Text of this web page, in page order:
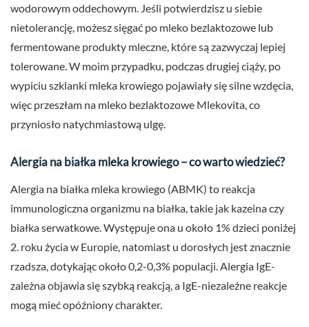
wodorowym oddechowym. Jeśli potwierdzisz u siebie
nietolerancję, możesz sięgać po mleko bezlaktozowe lub
fermentowane produkty mleczne, które są zazwyczaj lepiej
tolerowane. W moim przypadku, podczas drugiej ciąży, po
wypiciu szklanki mleka krowiego pojawiały się silne wzdęcia,
więc przeszłam na mleko bezlaktozowe Mlekovita, co
przyniosło natychmiastową ulgę.
Alergia na białka mleka krowiego – co warto wiedzieć?
Alergia na białka mleka krowiego (ABMK) to reakcja
immunologiczna organizmu na białka, takie jak kazeina czy
białka serwatkowe. Występuje ona u około 1% dzieci poniżej
2. roku życia w Europie, natomiast u dorosłych jest znacznie
rzadsza, dotykając około 0,2-0,3% populacji. Alergia IgE-
zależna objawia się szybką reakcją, a IgE-niezależne reakcje
mogą mieć opóźniony charakter.